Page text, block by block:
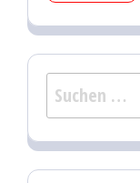
Suchen
nach: